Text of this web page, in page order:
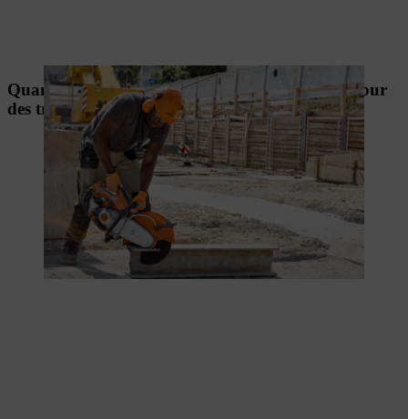
Quand faut-il porter des protections auditives pour
des travaux privés ?